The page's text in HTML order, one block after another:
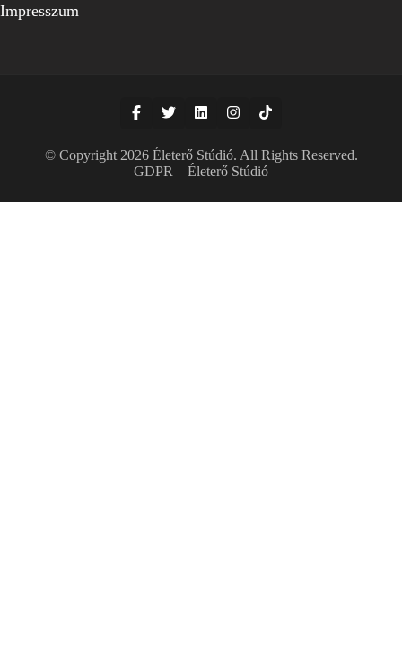
Impresszum
© Copyright 2026 Életerő Stúdió. All Rights Reserved.
GDPR – Életerő Stúdió